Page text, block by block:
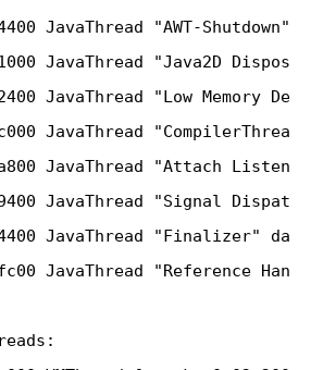
JavaThread "AWT-
JavaThread "Java2D
JavaThread "Low Memory
JavaThread
JavaThread "Attach
JavaThread "Signal
JavaThread "Finalizer"
JavaThread "Reference